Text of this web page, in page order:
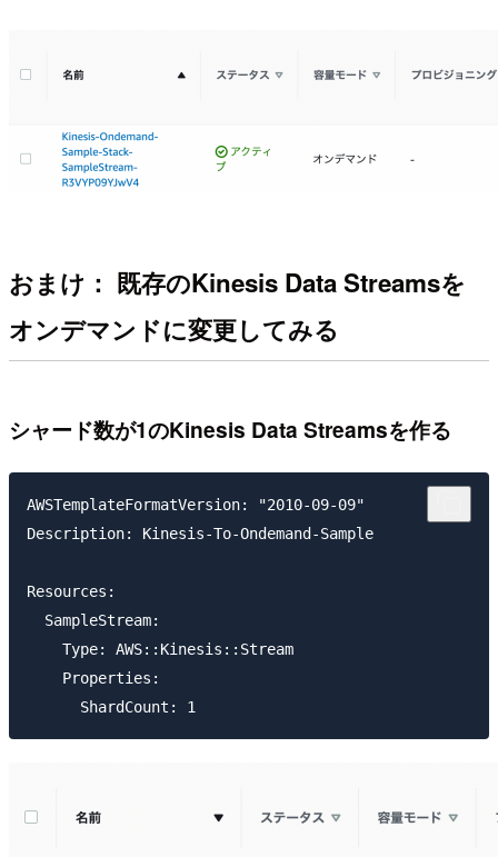
おまけ： 既存のKinesis Data Streamsを
オンデマンドに変更してみる
シャード数が1のKinesis Data Streamsを作る
AWSTemplateFormatVersion: "2010-09-09"
Description: Kinesis-To-Ondemand-Sample
Resources:
  SampleStream:
    Type: AWS::Kinesis::Stream
    Properties: